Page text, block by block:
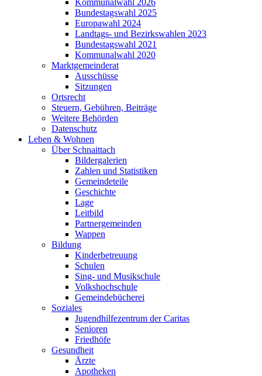
Kommunalwahl 2026
Bundestagswahl 2025
Europawahl 2024
Landtags- und Bezirkswahlen 2023
Bundestagswahl 2021
Kommunalwahl 2020
Marktgemeinderat
Ausschüsse
Sitzungen
Ortsrecht
Steuern, Gebühren, Beiträge
Weitere Behörden
Datenschutz
Leben & Wohnen
Über Schnaittach
Bildergalerien
Zahlen und Statistiken
Gemeindeteile
Geschichte
Lage
Leitbild
Partnergemeinden
Wappen
Bildung
Kinderbetreuung
Schulen
Sing- und Musikschule
Volkshochschule
Gemeindebücherei
Soziales
Jugendhilfezentrum der Caritas
Senioren
Friedhöfe
Gesundheit
Ärzte
Apotheken